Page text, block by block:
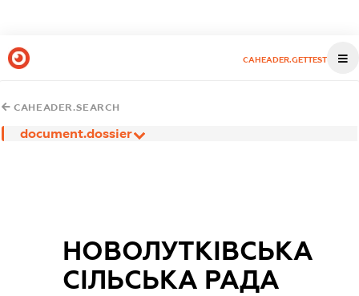
CAHEADER.GETTEST
CAHEADER.SEARCH
document.dossier
НОВОЛУТКІВСЬКА
СІЛЬСЬКА РАДА